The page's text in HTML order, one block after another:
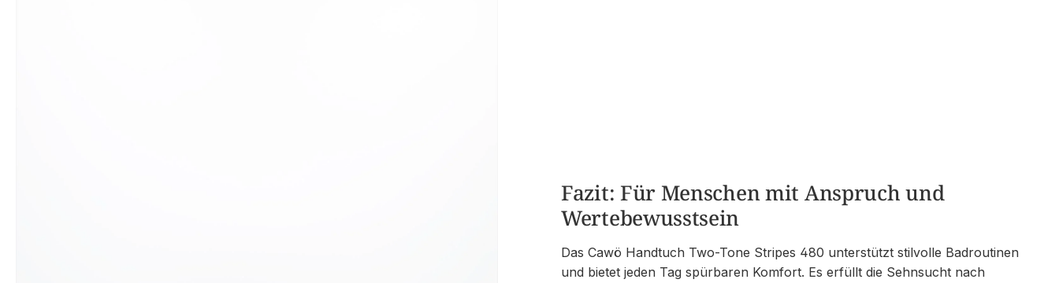
Fazit: Für Menschen mit Anspruch und
Wertebewusstsein
Das Cawö Handtuch Two-Tone Stripes 480 unterstützt stilvolle Badroutinen
und bietet jeden Tag spürbaren Komfort. Es erfüllt die Sehnsucht nach